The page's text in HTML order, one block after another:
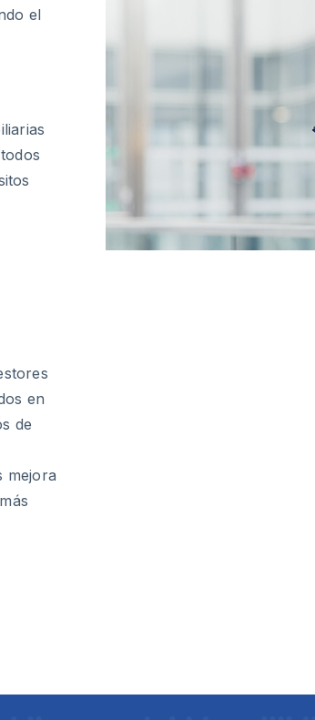
el
en
de
mejora